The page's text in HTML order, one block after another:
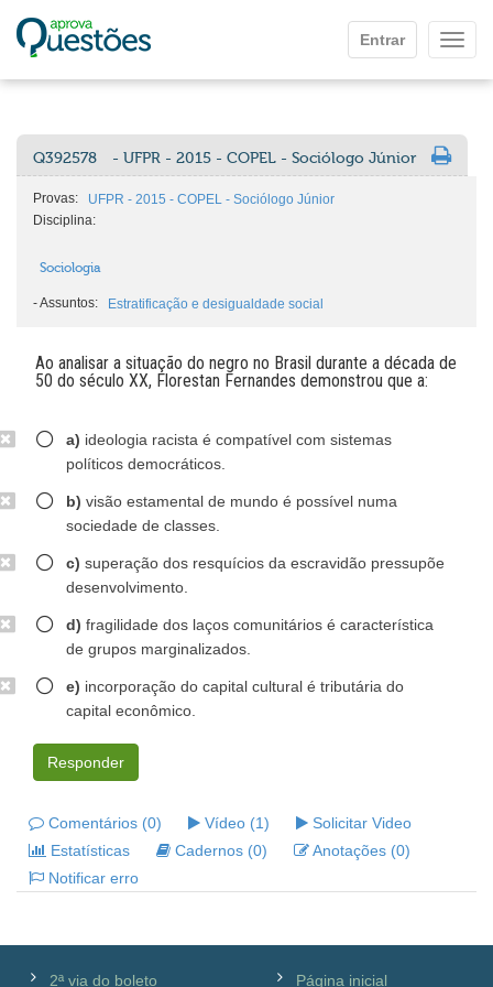
Entrar
Q392578 - UFPR - 2015 - COPEL - Sociólogo Júnior
Provas:
UFPR - 2015 - COPEL - Sociólogo Júnior
Disciplina:
Sociologia
-Assuntos: Estratificação e desigualdade social
Ao analisar a situação do negro no Brasil durante a década de
50 do século XX, Florestan Fernandes demonstrou que a:
a) ideologia racista é compatível com sistemas
políticos democráticos.
b) visão estamental de mundo é possível numa
sociedade de classes.
c) superação dos resquícios da escravidão pressupõe
desenvolvimento.
d) fragilidade dos laços comunitários é característica
de grupos marginalizados.
e) incorporação do capital cultural é tributária do
capital econômico.
Responder
Comentários (0) Vídeo (1)
Solicitar Video
Estatísticas
Cadernos (0)
Anotações (0)
Notificar erro
2ª via do boleto Página inicial